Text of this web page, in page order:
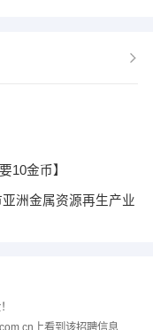
10金币】
洲金属资源再生产业
上看到该招聘信息